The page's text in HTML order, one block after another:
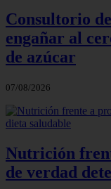
Consultorio
engañar al
de azúcar
07/08/2026
Nutrición
de verdad